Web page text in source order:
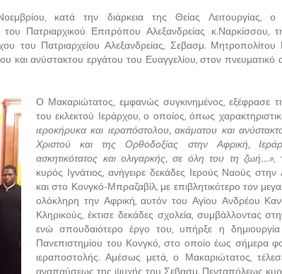
κατά την διάρκεια της Θείας Λειτουργίας, ο
Πατριαρχικού Επιτρόπου Αλεξανδρείας κ.Ναρκίσσου,
του Πατριαρχείου Αλεξανδρείας, Σεβασμ.
και ανύστακτου εργάτου του Ευαγγελίου, στον
Ο Μακαριώτατος, εμφανώς συγκινημένος, εξέφρασε
του εκλεκτού Ιεράρχου, ο οποίος, όπως
ιεροκήρυκα και ιεραπόστολου, ακάματου και
Χριστού και της Ορθοδοξίας στην Αφρική,
ασκητικότατος και ολιγαρκής, σε όλη του τη ζωή…»,
κυρός Ιγνάτιος, ανήγειρε δεκάδες Ιερούς Ναούς
και στο Κονγκό-Μπραζαβίλ, με επιβλητικότερο τον
ολόκληρη την Αφρική, αυτόν του Αγίου Ανδρέου
Κληρικούς, έκτισε δεκάδες σχολεία, συμβάλλοντας
ενώ σπουδαιότερο έργο του, υπήρξε η
Πανεπιστημίου του Κονγκό, στο οποίο έως σήμερα
ιεραποστολής. Αμέσως μετά, ο Μακαριώτατος,
αναπαύσεως της ψυχής του Σεβασμ. Πενταπόλεως